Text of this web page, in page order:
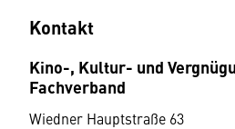
Kontakt
Kino-, Kultur- und
Fachverband
Wiedner Hauptstraße 63